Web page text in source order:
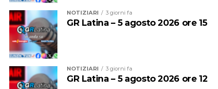
NOTIZIARI 3 giorni fa
GR Latina – 5 agosto 2026 ore 15
NOTIZIARI 3 giorni fa
GR Latina – 5 agosto 2026 ore 12